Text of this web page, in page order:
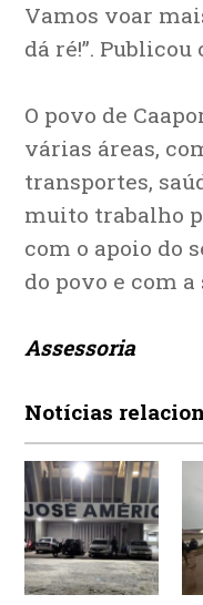
Vamos voar
dá ré!”.
O povo de
várias áreas,
transportes,
muito trabalho
com o apoio do
do povo e com
Assessoria
Notícias